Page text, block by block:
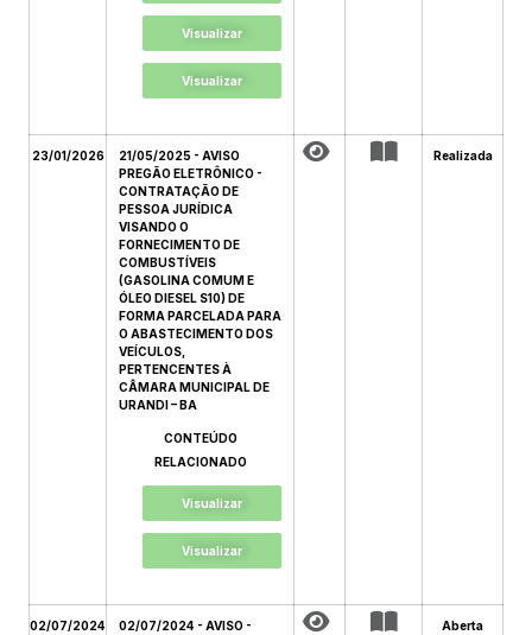
Visualizar
Visualizar
23/01/2026
21/05/2025 - AVISO
PREGÃO ELETRÔNICO -
CONTRATAÇÃO DE
PESSOA JURÍDICA
VISANDO O
FORNECIMENTO DE
COMBUSTÍVEIS
(GASOLINA COMUM E
ÓLEO DIESEL S10) DE
FORMA PARCELADA PARA
O ABASTECIMENTO DOS
VEÍCULOS,
PERTENCENTES À
CÂMARA MUNICIPAL DE
URANDI – BA
CONTEÚDO
RELACIONADO
Visualizar
Visualizar
Realizada
02/07/2024
02/07/2024 - AVISO -
Aberta